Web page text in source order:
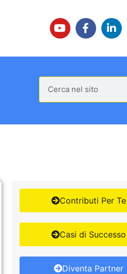
Contributi Per Te
Casi di Successo
Diventa Partner